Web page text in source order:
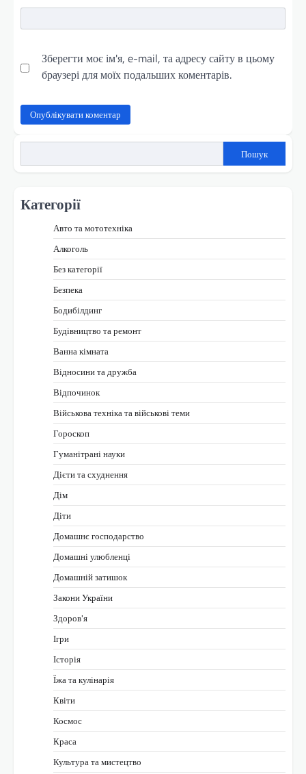
Зберегти моє ім'я, e-mail, та адресу сайту в цьому
браузері для моїх подальших коментарів.
Пошук
Категорії
Авто та мототехніка
Алкоголь
Без категорії
Безпека
Бодибілдинг
Будівництво та ремонт
Ванна кімната
Відносини та дружба
Відпочинок
Військова техніка та військові теми
Гороскоп
Гуманітрані науки
Дієти та схуднення
Дім
Діти
Домашнє господарство
Домашні улюбленці
Домашній затишок
Закони України
Здоров'я
Ігри
Історія
Їжа та кулінарія
Квіти
Космос
Краса
Культура та мистецтво